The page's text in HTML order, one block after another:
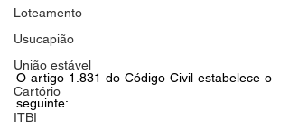
Loteamento
Usucapião
União estável
Cartório
ITBI
O artigo 1.831 do Código Civil estabelece o
seguinte: